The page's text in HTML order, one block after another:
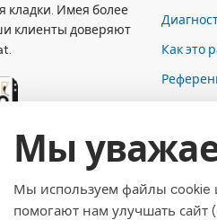
кладки. Имея более
клиенты доверяют
Как это
Контакты
Мы
Мы используем файлы cookie
помогают нам улучшать сайт